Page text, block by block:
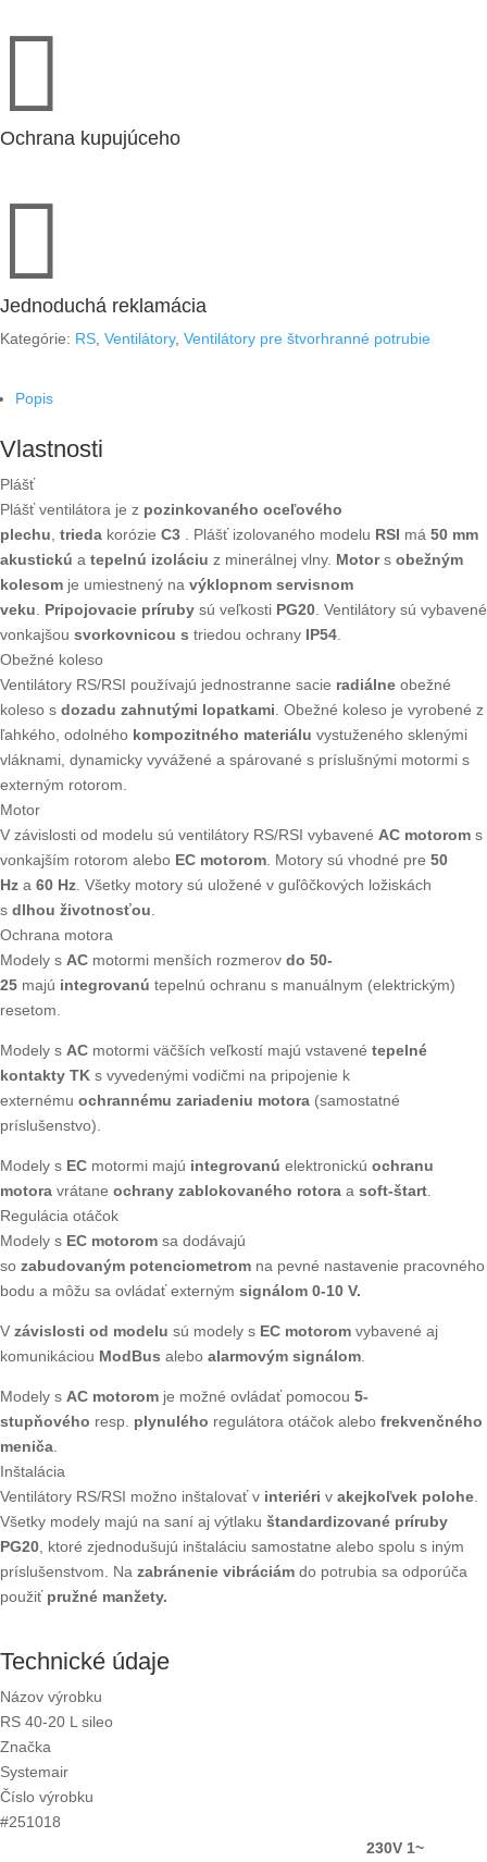

Ochrana kupujúceho

Jednoduchá reklamácia
Kategórie: RS Ventilátory, Ventilátory pre štvorhranné potrubie
Popis
Vlastnosti
Plášť
Plášť ventilátora je z pozinkovaného oceľového
plechu trieda korózie C3 . Plášť izolovaného modelu RSI má 50 mm
akustickú a tepelnú izoláciu z minerálnej vlny. Motors obežným
kolesom je umiestnený na výklopnom servisnom
veku
Pripojovacie príruby sú veľkosti PG20 . Ventilátory sú vybavené
vonkajšou svorkovnicou s triedou ochrany IP54
Obežné koleso
Ventilátory RS/RSI používajú jednostranne sacie radiálne obežné
koleso s dozadu zahnutými lopatkami . Obežné koleso je vyrobené z
ľahkého, odolného kompozitného materiálu vystuženého sklenými
vláknami, dynamicky vyvážené a spárované s príslušnými motormi s
externým rotorom.
Motor
V závislosti od modelu sú ventilátory RS/RSI vybavené AC motorom s
vonkajším rotorom alebo EC motorom . Motory sú vhodné pre 50
Hz a 60 Hz . Všetky motory sú uložené v guľôčkových ložiskách
s dlhou životnosťou
Ochrana motora
Modely s AC motormi menších rozmerov do 50-
25 majú integrovanú tepelnú ochranu s manuálnym (elektrickým)
resetom.
Modely s AC motormi väčších veľkostí majú vstavené tepelné
kontakty TK s vyvedenými vodičmi na pripojenie k
externému ochrannému zariadeniu motora (samostatné
príslušenstvo).
Modely s EC motormi majú integrovanú elektronickú ochranu
motora vrátane ochrany zablokovaného rotora a soft-štart
Regulácia otáčok
Modely s EC motorom sa dodávajú
so zabudovaným potenciometrom na pevné nastavenie pracovného
bodu a môžu sa ovládať externým signálom 0-10 V.
V závislosti od modelu sú modely s EC motorom vybavené aj
komunikáciou ModBus alebo alarmovým signálom
Modely s AC motorom je možné ovládať pomocou 5-
stupňového resp. plynulého regulátora otáčok alebo frekvenčného
meniča
Inštalácia
Ventilátory RS/RSI možno inštalovať v interiéri v akejkoľvek polohe
Všetky modely majú na saní aj výtlaku štandardizované príruby
PG20 , ktoré zjednodušujú inštaláciu samostatne alebo spolu s iným
príslušenstvom. Na zabránenie vibráciám do potrubia sa odporúča
použiť pružné manžety.
Technické údaje
Názov výrobku
RS 40-20 L sileo
Značka
Systemair
Číslo výrobku
#251018
230V 1~